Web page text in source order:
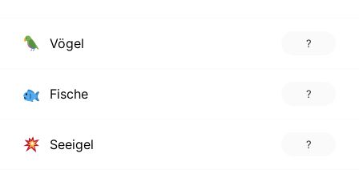
Vögel ?
Fische ?
Seeigel ?